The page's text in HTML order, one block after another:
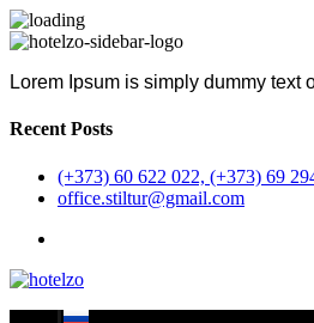
Lorem Ipsum is simply dummy text
Recent Posts
(+373) 60 622 022, (+373) 69
office.stiltur@gmail.com